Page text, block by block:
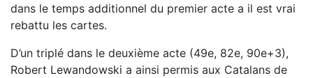
dans le temps additionnel du premier acte a il est vrai
rebattu les cartes.
D’un triplé dans le deuxième acte (49e, 82e, 90e+3),
Robert Lewandowski a ainsi permis aux Catalans de